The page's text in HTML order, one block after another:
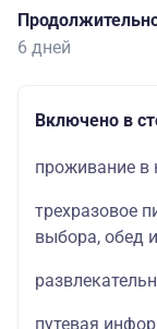
6 дней
Включено в
проживание в
трехразовое
выбора, обед
путевая